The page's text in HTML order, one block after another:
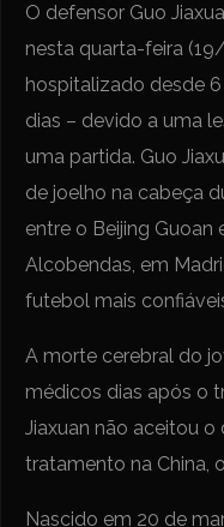
O defensor Guo
nesta quarta-feira
hospitalizado desde
dias – devido a uma
uma partida. Guo
de joelho na cabeça
entre o Beijing Guoan
Alcobendas, em
futebol mais
A morte cerebral do
médicos dias após o
Jiaxuan não aceitou
tratamento na China,
Nascido em 20 de